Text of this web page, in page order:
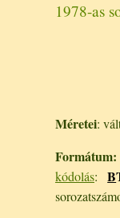
1978-as
Méretei:
Formátum:
kódolás:B